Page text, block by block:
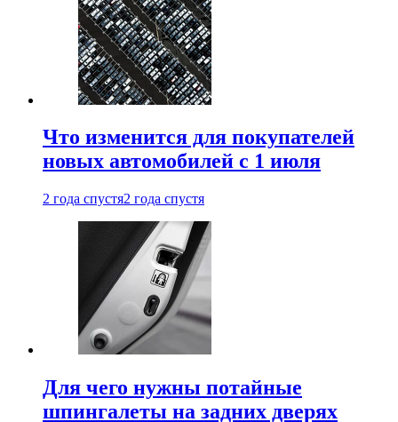
Что изменится для покупателей
новых автомобилей с 1 июля
2 года спустя2 года спустя
Для чего нужны потайные
шпингалеты на задних дверях